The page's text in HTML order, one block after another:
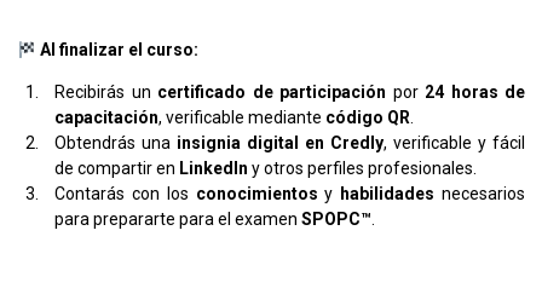
Al finalizar el curso:
Recibirás un certificado de participación por 24 horas de
capacitación, verificable mediante código QR.
Obtendrás una insignia digital en Credly, verificable y fácil
de compartir en LinkedIn y otros perfiles profesionales.
Contarás con los conocimientos y habilidades necesarios
para prepararte para el examen SPOPC™.